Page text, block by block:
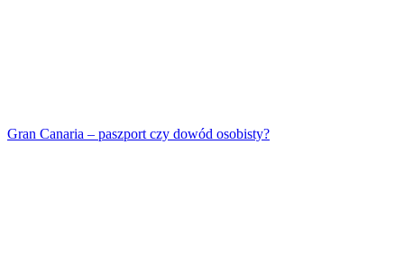
Gran Canaria – paszport czy dowód osobisty?